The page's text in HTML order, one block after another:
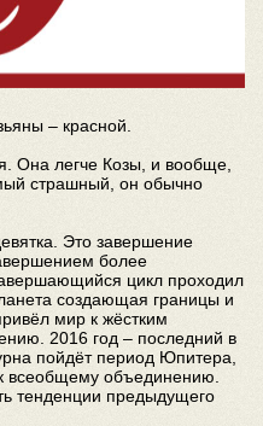
– красной.
Она легче Козы, и вообще,
страшный, он обычно
Это завершение
более
цикл проходил
создающая границы и
мир к жёстким
2016 год – последний в
пойдёт период Юпитера,
всеобщему объединению.
тенденции предыдущего